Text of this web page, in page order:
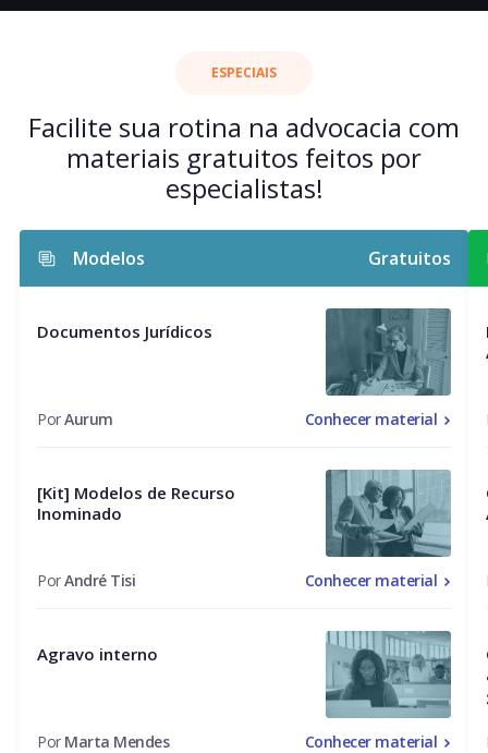
ESPECIAIS
Facilite sua rotina na advocacia com
materiais gratuitos feitos por
especialistas!
Modelos Gratuitos
Documentos Jurídicos
PorAurum Conhecer material
[Kit] Modelos de Recurso
Inominado
PorAndré Tisi Conhecer material
Agravo interno
Por Marta Mendes Conhecer material